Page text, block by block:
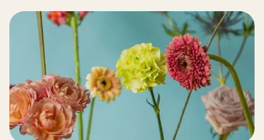
Prévoyance
Monument funéraire
Livraison de fleurs